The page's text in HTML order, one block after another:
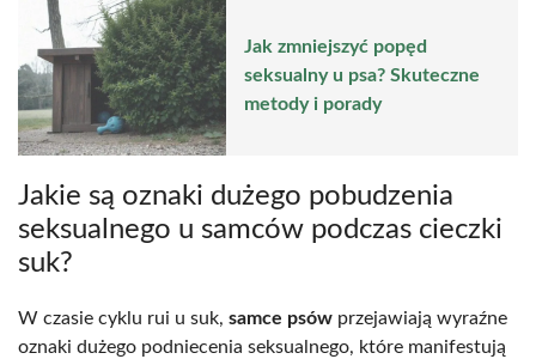
Jak zmniejszyć popęd
seksualny u psa? Skuteczne
metody i porady
Jakie są oznaki dużego pobudzenia
seksualnego u samców podczas cieczki
suk?
W czasie cyklu rui u suk, samce psów przejawiają wyraźne
oznaki dużego podniecenia seksualnego, które manifestują